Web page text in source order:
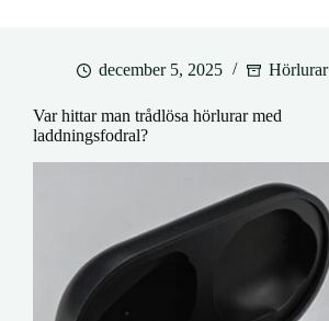
december 5, 2025 Hörlurar
Var hittar man trådlösa hörlurar med
laddningsfodral?